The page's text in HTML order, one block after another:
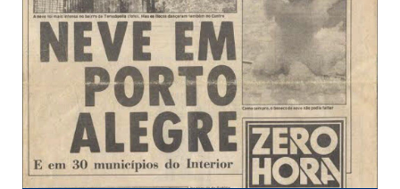
semana com o ar extremamente seco e
o forte vento após a incursão de ar
polar. Algumas comunidades tiveram
todos os […]